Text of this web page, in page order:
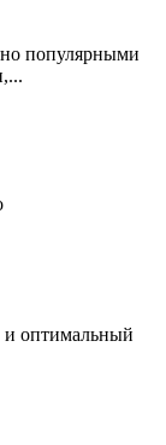
популярными
и оптимальный